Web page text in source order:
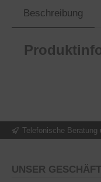
Beschreibung
Telefonische Beratung
UNSER GESCHÄFT